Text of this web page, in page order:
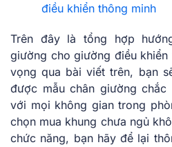
điều khiển thông minh
Trên đây là tổng hợp
giường cho giường điều
vọng qua bài viết trên, bạn
được mẫu chân giường
với mọi không gian trong
chọn mua khung chưa ngủ
chức năng, bạn hãy để lại